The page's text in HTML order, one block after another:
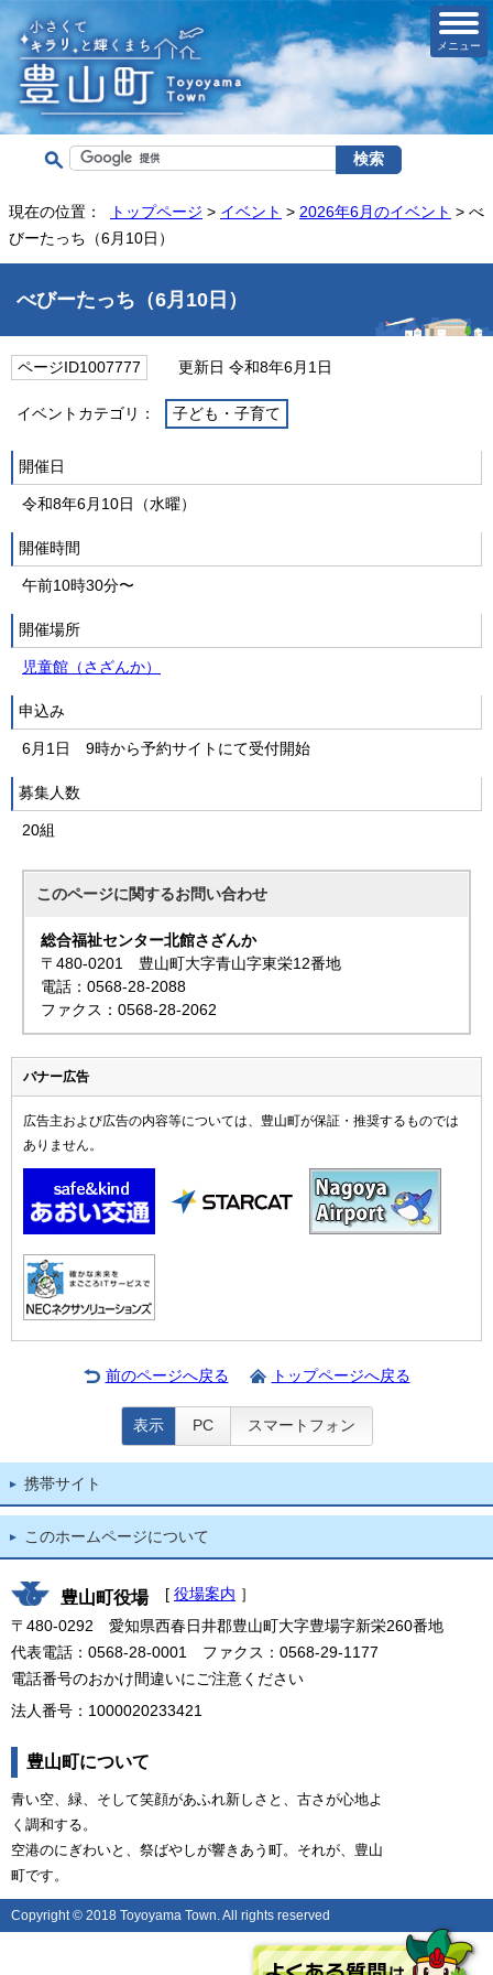
メニュー
現在の位置： トップページ > イベント > 2026年6月のイベント > べ
びーたっち（6月10日）
べびーたっち（6月10日）
ページID1007777 更新日 令和8年6月1日
イベントカテゴリ： 子ども・子育て
開催日
令和8年6月10日（水曜）
開催時間
午前10時30分〜
開催場所
児童館（さざんか）
申込み
6月1日 9時から予約サイトにて受付開始
募集人数
20組
このページに関するお問い合わせ
総合福祉センター北館さざんか
〒480-0201 豊山町大字青山字東栄12番地
電話：0568-28-2088
ファクス：0568-28-2062
バナー広告
広告主および広告の内容等については、豊山町が保証・推奨するものでは
ありません。
前のページへ戻る トップページへ戻る
表示 PC スマートフォン
携帯サイト
このホームページについて
豊山町役場 [ 役場案内 ］
〒480-0292 愛知県西春日井郡豊山町大字豊場字新栄260番地
代表電話：0568-28-0001 ファクス：0568-29-1177
電話番号のおかけ間違いにご注意ください
法人番号：1000020233421
豊山町について
青い空、緑、そして笑顔があふれ新しさと、古さが心地よ
く調和する。
空港のにぎわいと、祭ばやしが響きあう町。それが、豊山
町です。
Copyright © 2018 Toyoyama Town. All rights reserved